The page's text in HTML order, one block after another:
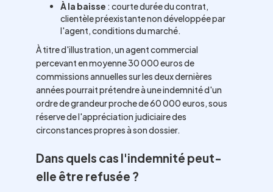
À la baisse : courte durée du contrat,
clientèle préexistante non développée par
l'agent, conditions du marché.
À titre d'illustration, un agent commercial
percevant en moyenne 30 000 euros de
commissions annuelles sur les deux dernières
années pourrait prétendre à une indemnité d'un
ordre de grandeur proche de 60 000 euros, sous
réserve de l'appréciation judiciaire des
circonstances propres à son dossier.
Dans quels cas l'indemnité peut-
elle être refusée ?